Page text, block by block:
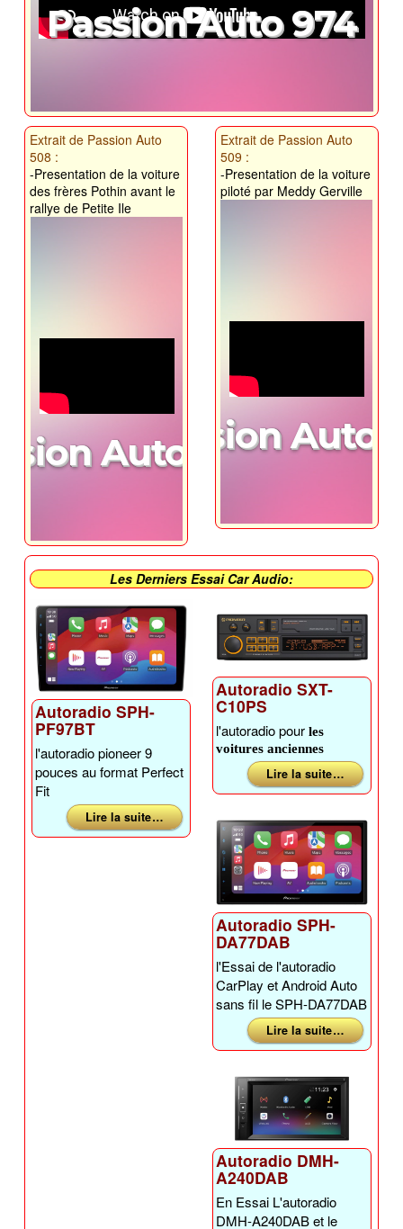
Passion Auto 974
Extrait de Passion Auto
508 :
-Presentation de la voiture
des frères Pothin avant le
rallye de Petite Ile
Auto 974
Extrait de Passion Auto
509 :
-Presentation de la voiture
piloté par Meddy Gerville
Passion Auto
Les Derniers Essai Car Audio:
Autoradio SPH-
PF97BT
l'autoradio pioneer 9
pouces au format Perfect
Fit
Lire la suite …
Autoradio SXT-
C10PS
l'autoradio pour les
voitures anciennes
Lire la suite …
Autoradio SPH-
DA77DAB
l'Essai de l'autoradio
CarPlay et Android Auto
sans fil le SPH-DA77DAB
Lire la suite …
Autoradio DMH-
A240DAB
En Essai L'autoradio
DMH-A240DAB et le